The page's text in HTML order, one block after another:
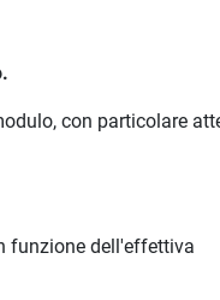
con particolare
funzione dell'effettiva